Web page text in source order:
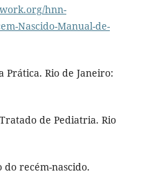
hnn-
Nascido-Manual-de-
Prática. Rio de Janeiro:
de Pediatria. Rio
do recém-nascido.